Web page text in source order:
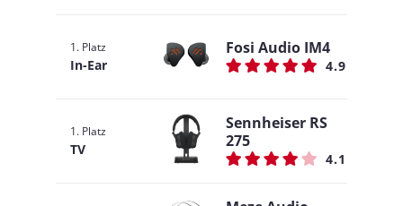
1. Platz
In-Ear
Fosi Audio IM4
4.9
1. Platz
TV
Sennheiser RS
275
4.1